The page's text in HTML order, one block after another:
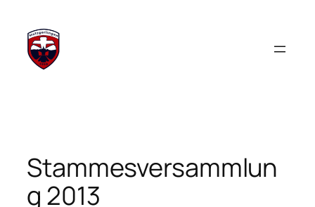
Inhalt
springen
Stammesversammlun
g 2013